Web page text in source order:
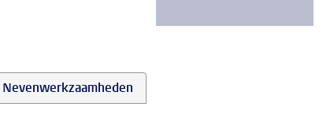
Nevenwerkzaamheden